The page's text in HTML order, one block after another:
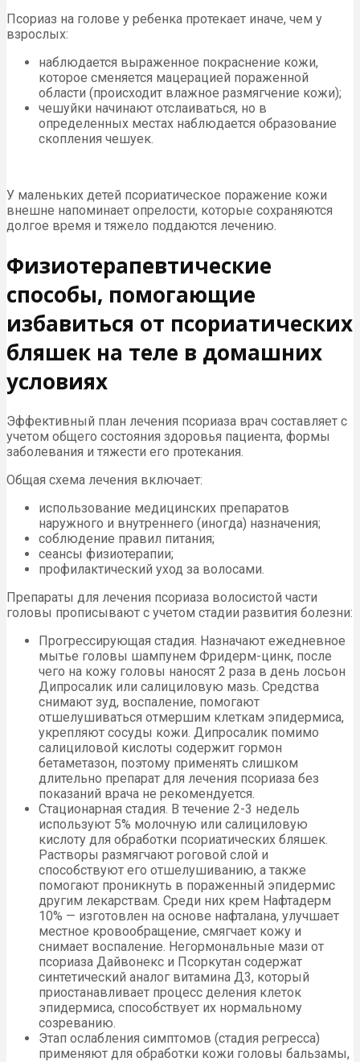
Псориаз на голове у ребенка протекает иначе, чем у
взрослых:
наблюдается выраженное покраснение кожи,
которое сменяется мацерацией пораженной
области (происходит влажное размягчение кожи);
чешуйки начинают отслаиваться, но в
определенных местах наблюдается образование
скопления чешуек.
У маленьких детей псориатическое поражение кожи
внешне напоминает опрелости, которые сохраняются
долгое время и тяжело поддаются лечению.
Физиотерапевтические
способы, помогающие
избавиться от псориатических
бляшек на теле в домашних
условиях
Эффективный план лечения псориаза врач составляет с
учетом общего состояния здоровья пациента, формы
заболевания и тяжести его протекания.
Общая схема лечения включает:
использование медицинских препаратов
наружного и внутреннего (иногда) назначения;
соблюдение правил питания;
сеансы физиотерапии;
профилактический уход за волосами.
Препараты для лечения псориаза волосистой части
головы прописывают с учетом стадии развития болезни:
Прогрессирующая стадия. Назначают ежедневное
мытье головы шампунем Фридерм-цинк, после
чего на кожу головы наносят 2 раза в день лосьон
Дипросалик или салициловую мазь. Средства
снимают зуд, воспаление, помогают
отшелушиваться отмершим клеткам эпидермиса,
укрепляют сосуды кожи. Дипросалик помимо
салициловой кислоты содержит гормон
бетаметазон, поэтому применять слишком
длительно препарат для лечения псориаза без
показаний врача не рекомендуется.
Стационарная стадия. В течение 2-3 недель
используют 5% молочную или салициловую
кислоту для обработки псориатических бляшек.
Растворы размягчают роговой слой и
способствуют его отшелушиванию, а также
помогают проникнуть в пораженный эпидермис
другим лекарствам. Среди них крем Нафтадерм
10% — изготовлен на основе нафталана, улучшает
местное кровообращение, смягчает кожу и
снимает воспаление. Негормональные мази от
псориаза Дайвонекс и Псоркутан содержат
синтетический аналог витамина Д3, который
приостанавливает процесс деления клеток
эпидермиса, способствует их нормальному
созреванию.
Этап ослабления симптомов (стадия регресса)
применяют для обработки кожи головы бальзамы,